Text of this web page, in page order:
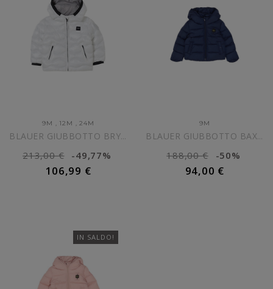
9M , 12M ,24M
BLAUER GIUBBOTTO BRYANT...
213,00 € -49,77%
106,99 €
AGGIUNGI AL CARRELLO
9M
BLAUER GIUBBOTTO BAXTER BLU...
188,00 € -50%
94,00 €
AGGIUNGI AL CARRELLO
IN SALDO!